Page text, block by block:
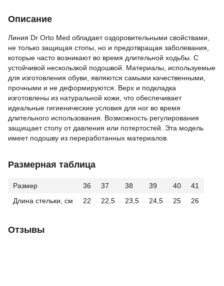
Описание
Линия Dr Orto Med обладает оздоровительными свойствами,
не только защищая стопы, но и предотвращая заболевания,
которые часто возникают во время длительной ходьбы. С
устойчивой нескользкой подошвой. Материалы, используемые
для изготовления обуви, являются самыми качественными,
прочными и не деформируются. Верх и подкладка
изготовлены из натуральной кожи, что обеспечивает
идеальные гигиенические условия для ног во время
длительного использования. Возможность регулирования
защищает стопу от давления или потертостей. Эта модель
имеет подошву из переработанных материалов.
Размерная таблица
Размер 36 37 38 39 40
41
Длина стельки, см
22 22,5 23,5 24,5 25 26
Отзывы